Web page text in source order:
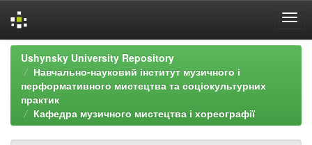
Skip
navigation
Ushynsky University Repository
Навчально-науковий інститут музичного і
перформативного мистецтва та соціокультурних
практик
Кафедра музичного мистецтва і хореографії